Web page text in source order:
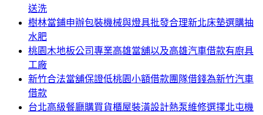
送洗
樹林當鋪申辦包裝機械與燈具批發合理新北床墊選購抽
水肥
桃園木地板公司專業高雄當舖以及高雄汽車借款有廚具
工廠
新竹合法當舖保證低桃園小額借款團隊借錢為新竹汽車
借款
台北高級餐廳購買貨櫃屋裝潢設計熱泵維修選擇北屯機